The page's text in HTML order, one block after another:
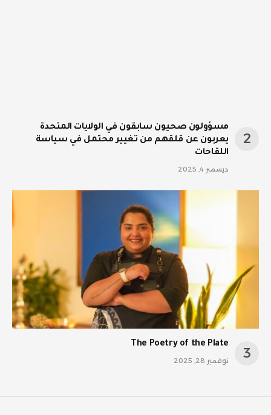
مسؤولون صحيون سابقون في الولايات المتحدة
يعربون عن قلقهم من تغيير محتمل في سياسة
اللقاحات
ديسمبر 4, 2025
The Poetry of the Plate
نوفمبر 28, 2025